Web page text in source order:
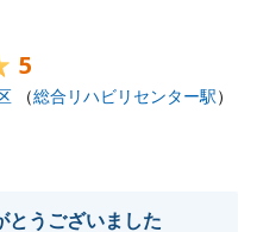
引越しや、お引渡しに
が休まることもあまり
お取引が完了できますよ
ので
5
（総合リハビリセンター駅）
とうございました